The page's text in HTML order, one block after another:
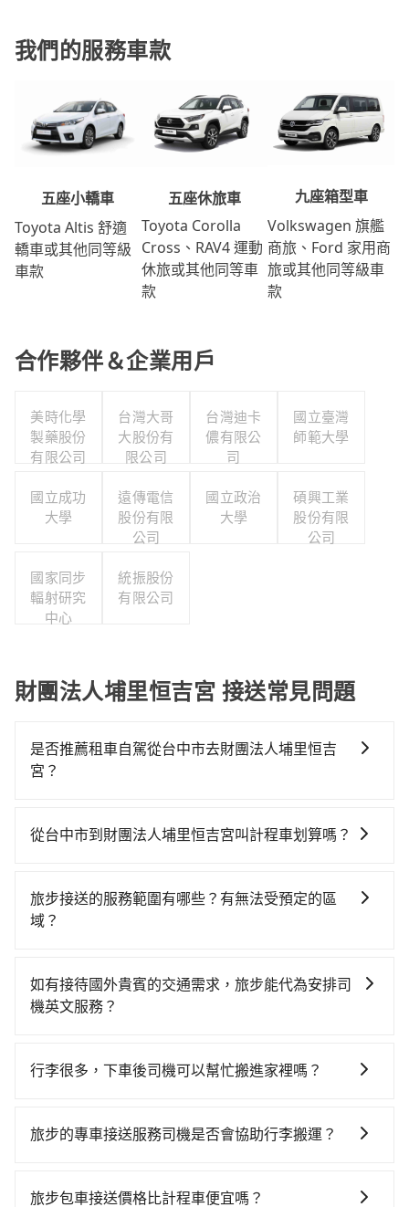
我們的服務車款
五座小轎車
Toyota Altis 舒適
轎車或其他同等級
車款
五座休旅車
Toyota Corolla
Cross、RAV4 運動
休旅或其他同等車
款
九座箱型車
Volkswagen 旗艦
商旅、Ford 家用商
旅或其他同等級車
款
合作夥伴＆企業用戶
美時化學
製藥股份
有限公司
台灣大哥
大股份有
限公司
台灣迪卡
儂有限公
司
國立臺灣
師範大學
國立成功
大學
遠傳電信
股份有限
公司
國立政治
大學
碩興工業
股份有限
公司
國家同步
輻射研究
中心
統振股份
有限公司
財團法人埔里恒吉宮 接送常見問題
是否推薦租車自駕從台中市去財團法人埔里恒吉
宮？
時不需要閉目養神（因為要自己開車），最重要的是你
$115~205承租小轎車，每公里再額外加收$3.2，從台中
市（北屯區）到財團法人埔里恒吉宮的花費預估為
40元路邊停車費用預估進去，但額外的汽車保險與可能
的罰單都需自付。再者，和運的iRent只提供最基本的車
九人座可供選擇，而且無人租車最令人詬病的就是車
樣。另外，偶爾也會遇到明明已經預約了時間但上一位
從台中市到財團法人埔里恒吉宮叫計程車划算嗎？
灣大車隊、Uber、Line Taxi、Yoxi等，如果在路邊攔不
到車，也可考慮打電話至附近的計程車隊，如怡美計程
tripool的專車服務可再更便宜。但如果要考慮到回程，
南投縣僅有合法計程車約340輛，數量約為台中市的
27%會採現場議價，建議最好先上網預約，以免當場被
程車的費用就貴了，改預約一輛tripool的九人座廂型車
旅步接送的服務範圍有哪些？有無法受預定的區
域？
們都能提供服務。
如有接待國外貴賓的交通需求，旅步能代為安排司
機英文服務？
子郵件booking@tripool.app聯繫我們，我們將有專人
行李很多，下車後司機可以幫忙搬進家裡嗎？
供將行李搬進家裡的服務，請見諒。」
旅步的專車接送服務司機是否會協助行李搬運？
行李搬運的問題，享受更輕鬆的旅程。
旅步包車接送價格比計程車便宜嗎？